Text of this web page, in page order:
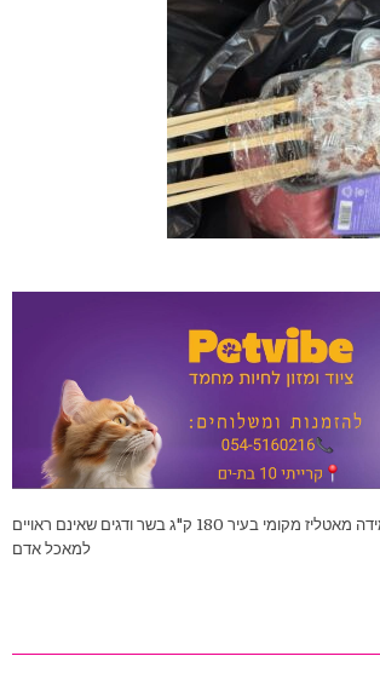
← עיריית בת-ים השמידה מאטליז מקומי בעיר 180 ק"ג בשר ודגים שאינם ראויים
למאכל אדם